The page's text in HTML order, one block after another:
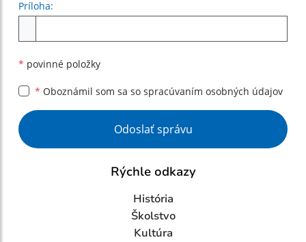
Príloha:
* povinné položky
* Oboznámil som sa so spracúvaním osobných údajov
Google reCaptcha Response
Odoslať správu
Rýchle odkazy
História
Školstvo
Kultúra